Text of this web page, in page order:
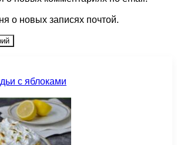
о новых записях почтой.
с яблоками